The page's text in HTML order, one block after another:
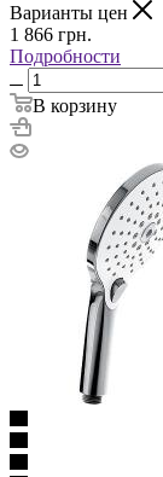
Варианты цен
1 866 грн.
Подробности
В корзину